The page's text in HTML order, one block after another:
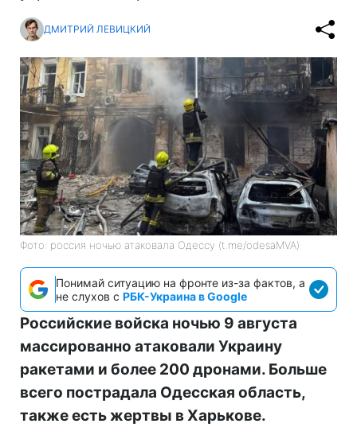
ДМИТРИЙ ЛЕВИЦКИЙ
Фото: россия ночью атаковала Одессу (t.me/odesaMVA)
Понимай ситуацию на фронте из-за фактов, а
не слухов с РБК-Украина в Google
Российские войска ночью 9 августа
массированно атаковали Украину
ракетами и более 200 дронами. Больше
всего пострадала Одесская область,
также есть жертвы в Харькове.